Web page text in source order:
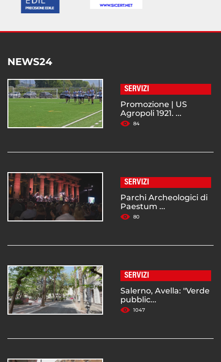
NEWS24
SERVIZI
Promozione | US
Agropoli 1921. ...
84
SERVIZI
Parchi Archeologici di
Paestum ...
80
SERVIZI
Salerno, Avella: "Verde
pubblic...
1047